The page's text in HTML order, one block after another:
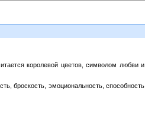
королевой цветов, символом любви и
броскость, эмоциональность, способность